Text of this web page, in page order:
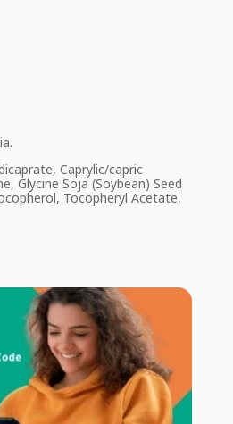
Caprylic/capric
Glycine Soja (Soybean) Seed
Tocopheryl Acetate,